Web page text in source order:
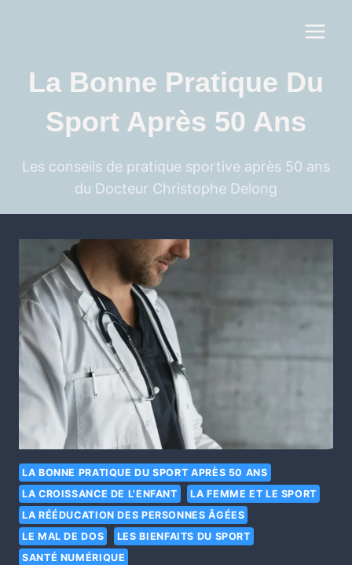
La Bonne Pratique Du
Sport Après 50 Ans
Les conseils de pratique sportive après 50 ans
du Docteur Christophe Delong
LA BONNE PRATIQUE DU SPORT APRÈS 50 ANS
LA CROISSANCE DE L'ENFANT
LA FEMME ET LE SPORT
LA RÉÉDUCATION DES PERSONNES ÂGÉES
LE MAL DE DOS
LES BIENFAITS DU SPORT
SANTÉ NUMÉRIQUE